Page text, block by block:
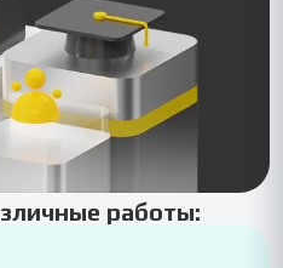
работы: